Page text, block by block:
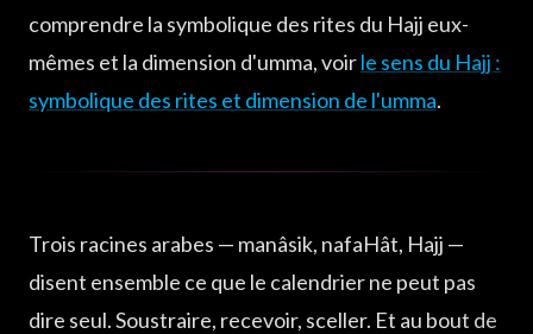
comprendre la symbolique des rites du Hajj eux-
mêmes et la dimension d'umma, voirle sens du Hajj :
symbolique des rites et dimension de l'umma.
Trois racines arabes — manâsik, nafaHât, Hajj —
disent ensemble ce que le calendrier ne peut pas
dire seul. Soustraire, recevoir, sceller. Et au bout de